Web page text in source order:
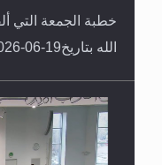
خطبة الجمعة التي
الله بتاريخ19-06-2026